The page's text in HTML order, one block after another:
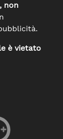
non
è vietato